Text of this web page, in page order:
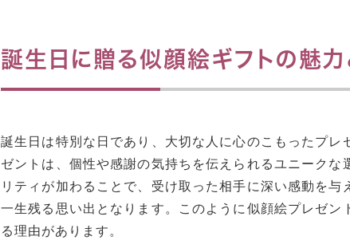
誕生日に贈る似顔絵ギフトの魅力
誕生日は特別な日であり、大切な人に心のこもったプ
ゼントは、個性や感謝の気持ちを伝えられるユニーク
リティが加わることで、受け取った相手に深い感動を
一生残る思い出となります。このように似顔絵プレゼ
る理由があります。